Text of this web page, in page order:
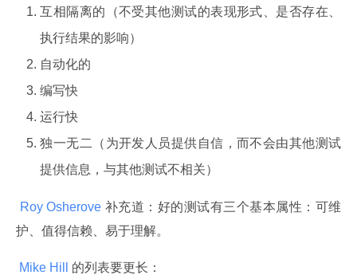
互相隔离的（不受其他测试的表现形式、是否存在、
执行结果的影响）
自动化的
编写快
运行快
独一无二（为开发人员提供自信，而不会由其他测试
提供信息，与其他测试不相关）
Roy Osherove 补充道：好的测试有三个基本属性：可维
护、值得信赖、易于理解。
Mike Hill 的列表要更长：